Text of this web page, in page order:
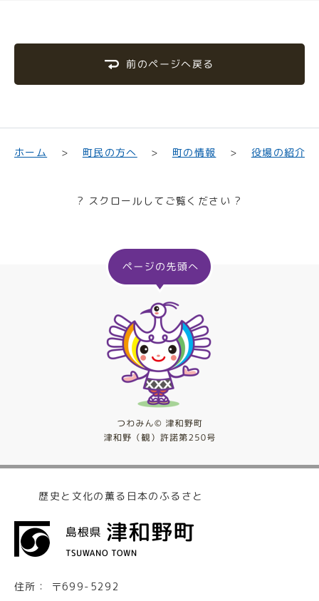
前のページへ戻る
ホーム 町民の方へ 町の情報 役場の紹介
? スクロールしてご覧ください ?
歴史と文化の薫る日本のふるさと
住所：
〒699-5292